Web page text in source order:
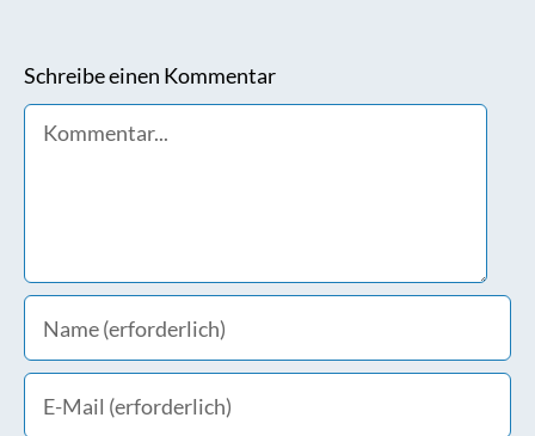
Schreibe einen Kommentar
Comment